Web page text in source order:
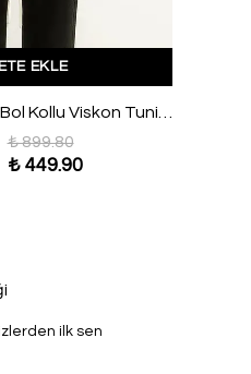
EKLE
Sıfır Yaka Kuşaklı Bol Kollu Viskon Tunik Ekru
₺ 899.80
₺ 449.90
ilk sen